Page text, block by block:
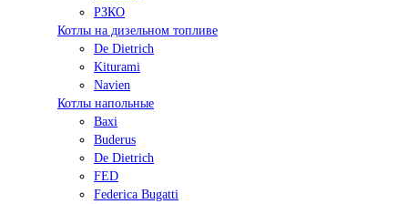
РЗКО
Котлы на дизельном топливе
De Dietrich
Kiturami
Navien
Котлы напольные
Baxi
Buderus
De Dietrich
FED
Federica Bugatti